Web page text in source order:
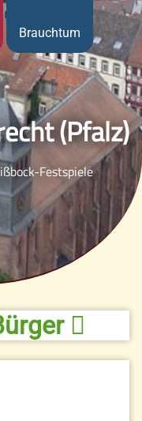
Brauchtum
(Pfalz)
Festspiele